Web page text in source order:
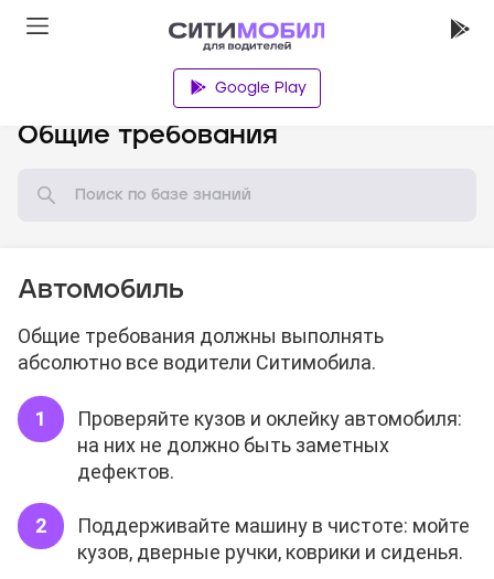
Google Play
Общие требования
Автомобиль
Общие требования должны выполнять
абсолютно все водители Ситимобила.
Проверяйте кузов и оклейку автомобиля:
на них не должно быть заметных
дефектов.
Поддерживайте машину в чистоте: мойте
кузов, дверные ручки, коврики и сиденья.